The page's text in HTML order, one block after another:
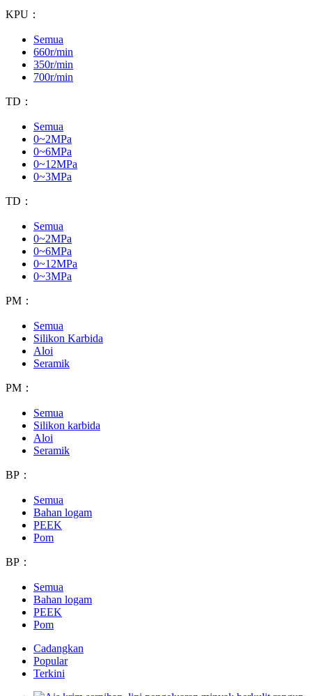
KPU：
Semua
660r/min
350r/min
700r/min
TD：
Semua
0~2MPa
0~6MPa
0~12MPa
0~3MPa
TD：
Semua
0~2MPa
0~6MPa
0~12MPa
0~3MPa
PM：
Semua
Silikon Karbida
Aloi
Seramik
PM：
Semua
Silikon karbida
Aloi
Seramik
BP：
Semua
Bahan logam
PEEK
Pom
BP：
Semua
Bahan logam
PEEK
Pom
Cadangkan
Popular
Terkini